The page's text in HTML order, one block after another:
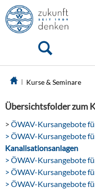
Kurse & Seminare
Übersichtsfolder zum
> ÖWAV-Kursangebote
> ÖWAV-Kursangebote
Kanalisationsanlagen
> ÖWAV-Kursangebote
> ÖWAV-Kursangebote
> ÖWAV-Kursangebote